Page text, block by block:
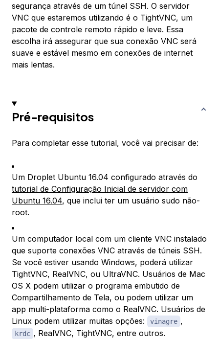
segurança através de um túnel SSH. O servidor
VNC que estaremos utilizando é o TightVNC, um
pacote de controle remoto rápido e leve. Essa
escolha irá assegurar que sua conexão VNC será
suave e estável mesmo em conexões de internet
mais lentas.
Pré-requisitos
Para completar esse tutorial, você vai precisar de:
Um Droplet Ubuntu 16.04 configurado através do
tutorial de Configuração Inicial de servidor com
Ubuntu 16.04, que inclui ter um usuário sudo não-
root.
Um computador local com um cliente VNC instalado
que suporte conexões VNC através de túneis SSH.
Se você estiver usando Windows, poderá utilizar
TightVNC, RealVNC, ou UltraVNC. Usuários de Mac
OS X podem utilizar o programa embutido de
Compartilhamento de Tela, ou podem utilizar um
app multi-plataforma como o RealVNC. Usuários de
Linux podem utilizar muitas opções:
vinagre ,
krdc , RealVNC, TightVNC, entre outros.